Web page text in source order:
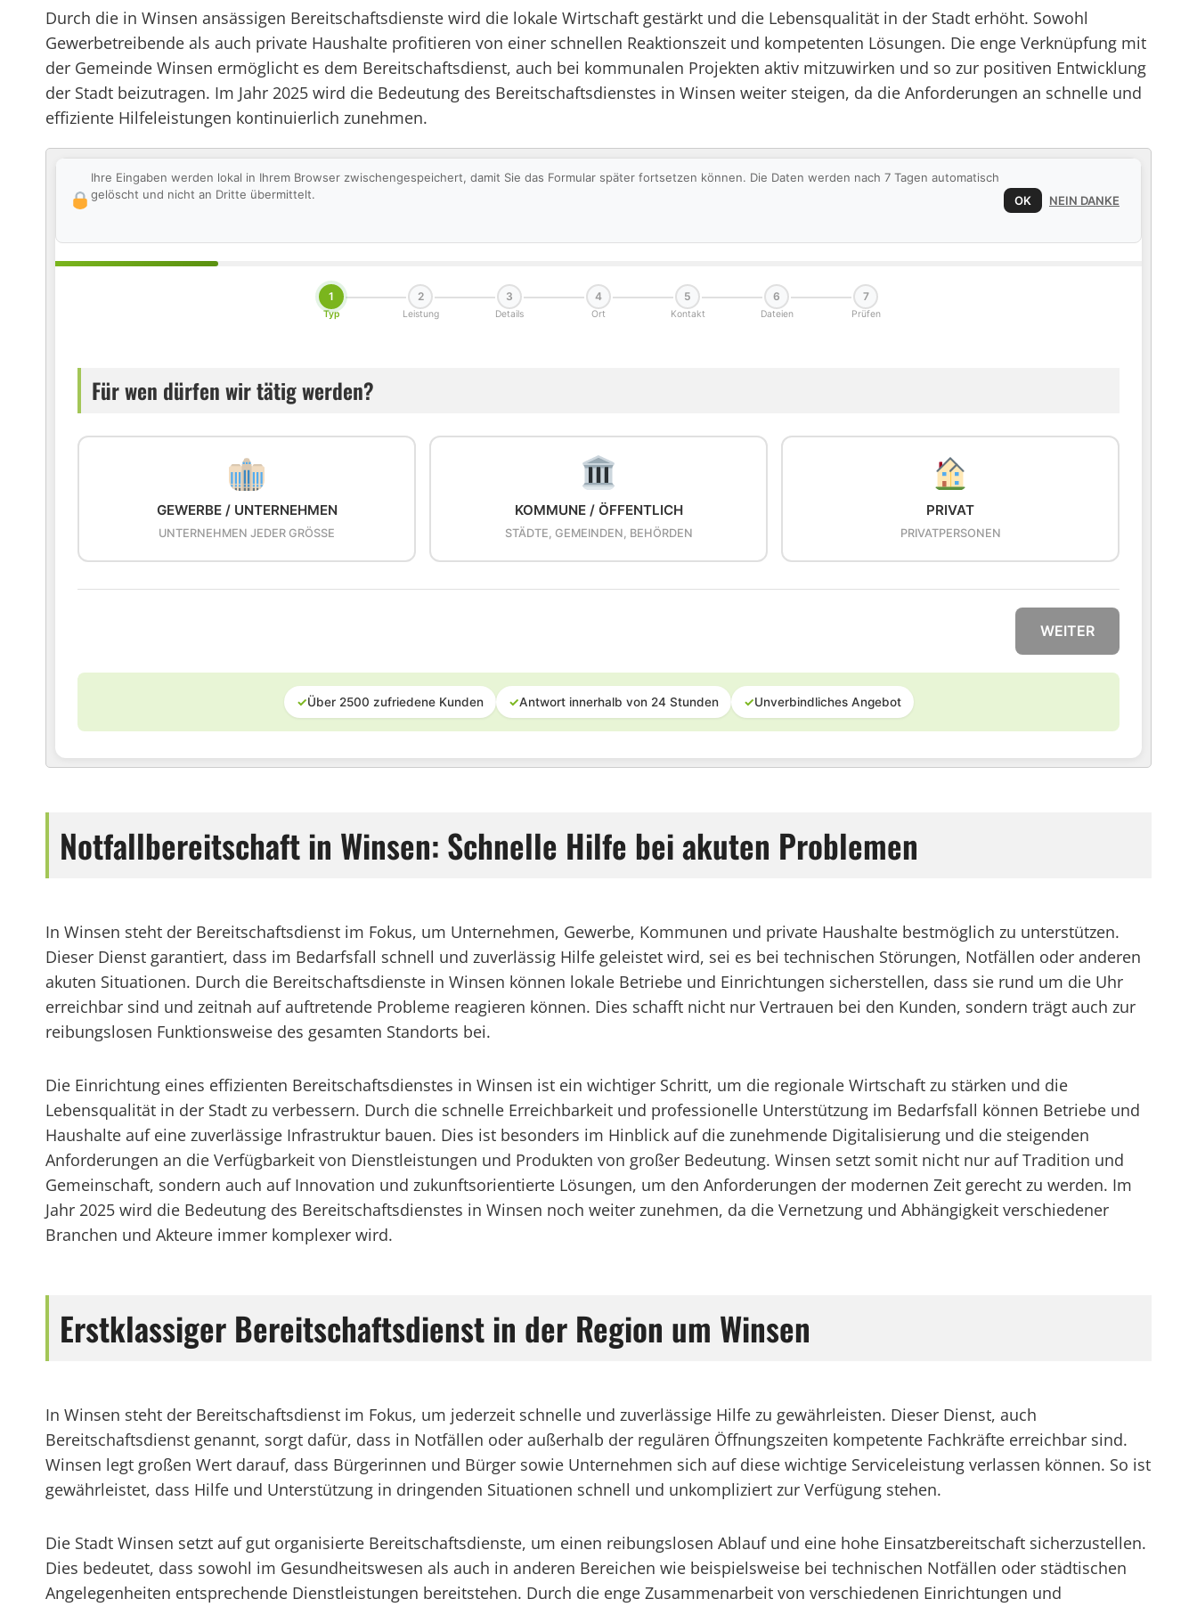
Durch die in Winsen ansässigen Bereitschaftsdienste wird die lokale Wirtschaft gestärkt und die Lebensqualität in der Stadt erhöht. Sowohl
Gewerbetreibende als auch private Haushalte profitieren von einer schnellen Reaktionszeit und kompetenten Lösungen. Die enge Verknüpfung mit
der Gemeinde Winsen ermöglicht es dem Bereitschaftsdienst, auch bei kommunalen Projekten aktiv mitzuwirken und so zur positiven Entwicklung
der Stadt beizutragen. Im Jahr 2025 wird die Bedeutung des Bereitschaftsdienstes in Winsen weiter steigen, da die Anforderungen an schnelle und
effiziente Hilfeleistungen kontinuierlich zunehmen.
Ihre Eingaben werden lokal in Ihrem Browser zwischengespeichert, damit Sie das Formular später fortsetzen können. Die Daten werden nach 7 Tagen automatisch
gelöscht und nicht an Dritte übermittelt.
OK NEIN DANKE
1
Typ
2
Leistung
3
Details
4
Ort
5
Kontakt
6
Dateien
7
Prüfen
Für wen dürfen wir tätig werden?
GEWERBE / UNTERNEHMEN
UNTERNEHMEN JEDER GRÖSSE
KOMMUNE / ÖFFENTLICH
STÄDTE, GEMEINDEN, BEHÖRDEN
PRIVAT
PRIVATPERSONEN
WEITER
✓Über 2500 zufriedene Kunden ✓Antwort innerhalb von 24 Stunden ✓Unverbindliches Angebot
Notfallbereitschaft in Winsen: Schnelle Hilfe bei akuten Problemen
In Winsen steht der Bereitschaftsdienst im Fokus, um Unternehmen, Gewerbe, Kommunen und private Haushalte bestmöglich zu unterstützen.
Dieser Dienst garantiert, dass im Bedarfsfall schnell und zuverlässig Hilfe geleistet wird, sei es bei technischen Störungen, Notfällen oder anderen
akuten Situationen. Durch die Bereitschaftsdienste in Winsen können lokale Betriebe und Einrichtungen sicherstellen, dass sie rund um die Uhr
erreichbar sind und zeitnah auf auftretende Probleme reagieren können. Dies schafft nicht nur Vertrauen bei den Kunden, sondern trägt auch zur
reibungslosen Funktionsweise des gesamten Standorts bei.
Die Einrichtung eines effizienten Bereitschaftsdienstes in Winsen ist ein wichtiger Schritt, um die regionale Wirtschaft zu stärken und die
Lebensqualität in der Stadt zu verbessern. Durch die schnelle Erreichbarkeit und professionelle Unterstützung im Bedarfsfall können Betriebe und
Haushalte auf eine zuverlässige Infrastruktur bauen. Dies ist besonders im Hinblick auf die zunehmende Digitalisierung und die steigenden
Anforderungen an die Verfügbarkeit von Dienstleistungen und Produkten von großer Bedeutung. Winsen setzt somit nicht nur auf Tradition und
Gemeinschaft, sondern auch auf Innovation und zukunftsorientierte Lösungen, um den Anforderungen der modernen Zeit gerecht zu werden. Im
Jahr 2025 wird die Bedeutung des Bereitschaftsdienstes in Winsen noch weiter zunehmen, da die Vernetzung und Abhängigkeit verschiedener
Branchen und Akteure immer komplexer wird.
Erstklassiger Bereitschaftsdienst in der Region um Winsen
In Winsen steht der Bereitschaftsdienst im Fokus, um jederzeit schnelle und zuverlässige Hilfe zu gewährleisten. Dieser Dienst, auch
Bereitschaftsdienst genannt, sorgt dafür, dass in Notfällen oder außerhalb der regulären Öffnungszeiten kompetente Fachkräfte erreichbar sind.
Winsen legt großen Wert darauf, dass Bürgerinnen und Bürger sowie Unternehmen sich auf diese wichtige Serviceleistung verlassen können. So ist
gewährleistet, dass Hilfe und Unterstützung in dringenden Situationen schnell und unkompliziert zur Verfügung stehen.
Die Stadt Winsen setzt auf gut organisierte Bereitschaftsdienste, um einen reibungslosen Ablauf und eine hohe Einsatzbereitschaft sicherzustellen.
Dies bedeutet, dass sowohl im Gesundheitswesen als auch in anderen Bereichen wie beispielsweise bei technischen Notfällen oder städtischen
Angelegenheiten entsprechende Dienstleistungen bereitstehen. Durch die enge Zusammenarbeit von verschiedenen Einrichtungen und